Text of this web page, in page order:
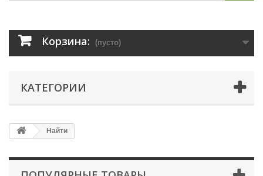
Корзина: (пусто)
КАТЕГОРИИ
Найти